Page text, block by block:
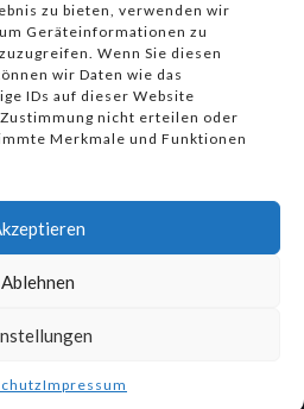
zu bieten, verwenden wir
Geräteinformationen zu
Wenn Sie diesen
wir Daten wie das
IDs auf dieser Website
nicht erteilen oder
Merkmale und Funktionen
Ablehnen
Impressum